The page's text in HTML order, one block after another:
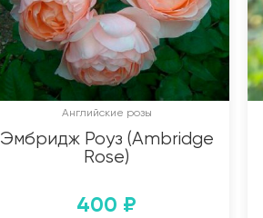
Английские розы
Эмбридж Роуз (Ambridge
Rose)
400 ₽